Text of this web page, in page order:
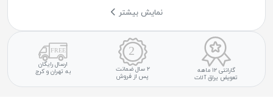
نمایش بیشتر
گارانتی ۱۲ ماهه
تعویض یراق آلات
۲ سال ضمانت
پس از فروش
ارسال رایگان
به تهران و کرج